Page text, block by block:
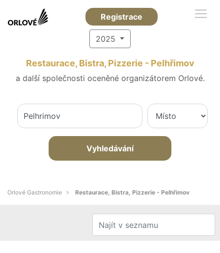
Registrace
2025
Restaurace, Bistra, Pizzerie - Pelhřimov
a další společnosti oceněné organizátorem Orlové.
Vyhledávání
Orlové Gastronomie Restaurace, Bistra, Pizzerie - Pelhřimov